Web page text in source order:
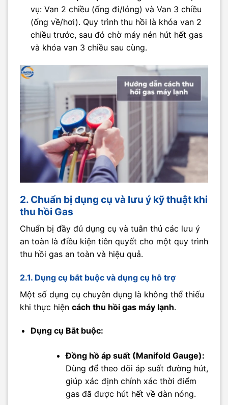
vụ: Van 2 chiều (ống đi/lỏng) và Van 3 chiều
(ống về/hơi). Quy trình thu hồi là khóa van 2
chiều trước, sau đó chờ máy nén hút hết gas
và khóa van 3 chiều sau cùng.
2. Chuẩn bị dụng cụ và lưu ý kỹ thuật khi
thu hồi Gas
Chuẩn bị đầy đủ dụng cụ và tuân thủ các lưu ý
an toàn là điều kiện tiên quyết cho một quy trình
thu hồi gas an toàn và hiệu quả.
2.1. Dụng cụ bắt buộc và dụng cụ hỗ trợ
Một số dụng cụ chuyên dụng là không thể thiếu
khi thực hiện cách thu hồi gas máy lạnh.
Dụng cụ Bắt buộc:
Đồng hồ áp suất (Manifold Gauge):
Dùng để theo dõi áp suất đường hút,
giúp xác định chính xác thời điểm
gas đã được hút hết về dàn nóng.